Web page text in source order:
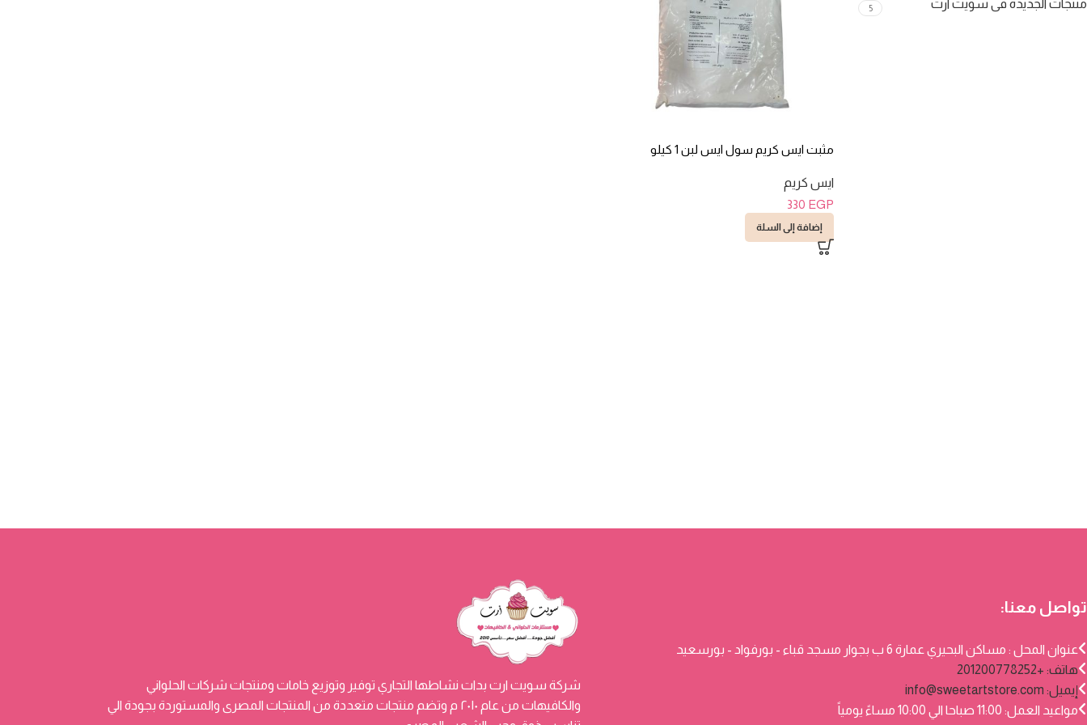
منتجات الجديدة فى سويت ارت 5
مثبت ايس كريم سول ايس لبن 1 كيلو
ايس كريم
330 EGP
إضافة إلى السلة
شركة سويت ارت بدات نشاطها التجاري توفير وتوزيع خامات ومنتجات شركات الحلواني
والكافيهات من عام ٢٠١٠ م وتضم منتجات متعددة من المنتجات المصرى والمستوردة بجودة الي
تواصل معنا:
عنوان المحل : مساكن البحيري عمارة 6 ب بجوار مسجد قباء - بورفواد - بورسعيد
هاتف: +201200778252
إيميل: info@sweetartstore.com
مواعيد العمل: 11:00 صباحا الي 10:00 مساءً يومياً